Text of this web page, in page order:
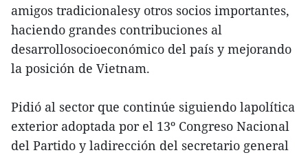
amigos tradicionalesy otros socios importantes,
haciendo grandes contribuciones al
desarrollosocioeconómico del país y mejorando
la posición de Vietnam.
Pidió al sector que continúe siguiendo lapolítica
exterior adoptada por el 13º Congreso Nacional
del Partido y ladirección del secretario general